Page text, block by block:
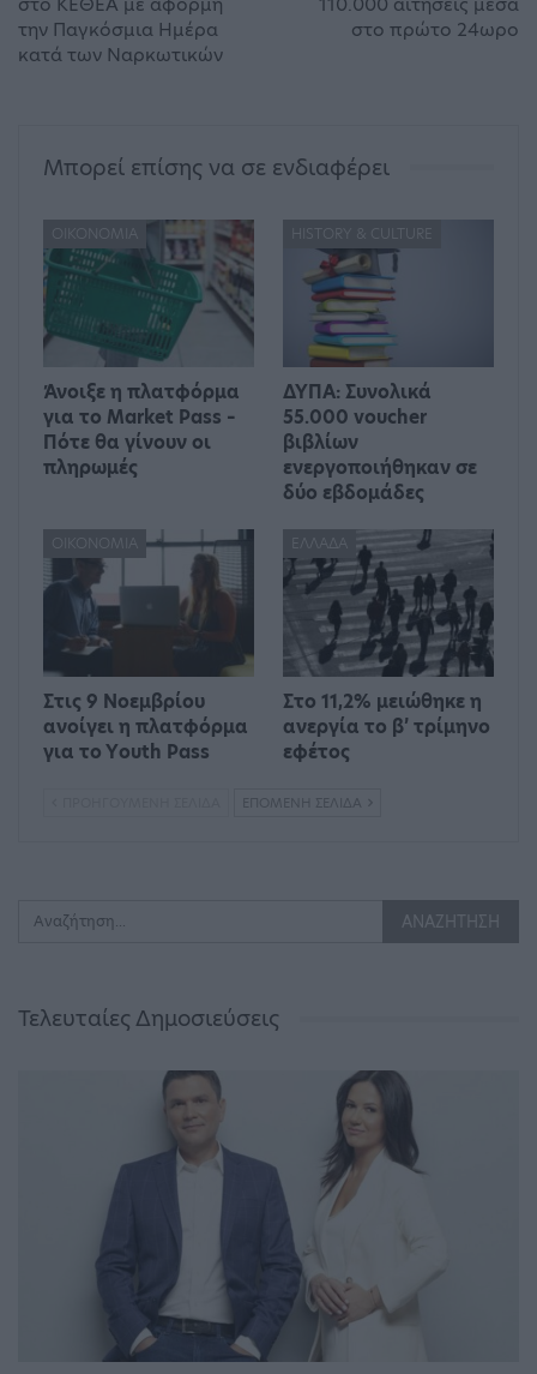
την Παγκόσμια Ημέρα
κατά των Ναρκωτικών
στο πρώτο 24ωρο
Μπορεί επίσης να σε ενδιαφέρει
ΟΙΚΟΝΟΜΊΑ
Άνοιξε η πλατφόρμα
για το Market Pass –
Πότε θα γίνουν οι
πληρωμές
HISTORY & CULTURE
ΔΥΠΑ: Συνολικά
55.000 voucher
βιβλίων
ενεργοποιήθηκαν σε
δύο εβδομάδες
ΟΙΚΟΝΟΜΊΑ
Στις 9 Νοεμβρίου
ανοίγει η πλατφόρμα
για το Υouth Pass
ΕΛΛΆΔΑ
Στο 11,2% μειώθηκε η
ανεργία το β’ τρίμηνο
εφέτος
ΕΠΌΜΕΝΗ ΣΕΛΊΔΑ
Τελευταίες Δημοσιεύσεις